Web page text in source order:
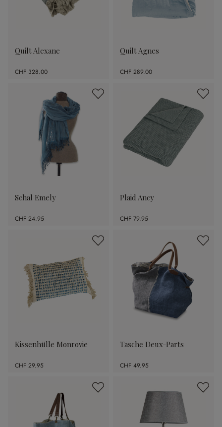
Quilt Alexane
CHF 328.00
Quilt Agnes
CHF 289.00
Schal Emely
CHF 24.95
Plaid Ancy
CHF 79.95
Kissenhülle Monrovie
CHF 29.95
Tasche Deux-Parts
CHF 49.95